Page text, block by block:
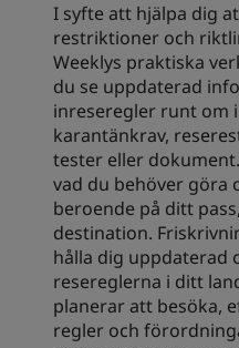
I syfte att hjälpa dig
restriktioner och
Weeklys praktiska
du se uppdaterad
inreseregler runt om
karantänkrav,
tester eller
vad du behöver göra
beroende på ditt
destination.
hålla dig uppdaterad
resereglerna i ditt
planerar att besöka,
regler och